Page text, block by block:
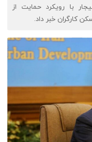
با رویکرد حمایت از
کارگران خبر داد.